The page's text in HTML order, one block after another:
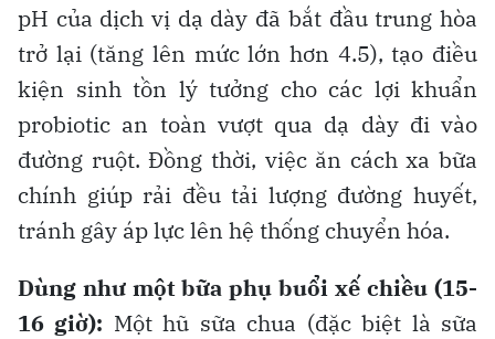
pH của dịch vị dạ dày đã bắt đầu trung hòa
trở lại (tăng lên mức lớn hơn 4.5), tạo điều
kiện sinh tồn lý tưởng cho các lợi khuẩn
probiotic an toàn vượt qua dạ dày đi vào
đường ruột. Đồng thời, việc ăn cách xa bữa
chính giúp rải đều tải lượng đường huyết,
tránh gây áp lực lên hệ thống chuyển hóa.
Dùng như một bữa phụ buổi xế chiều (15-
16 giờ): Một hũ sữa chua (đặc biệt là sữa